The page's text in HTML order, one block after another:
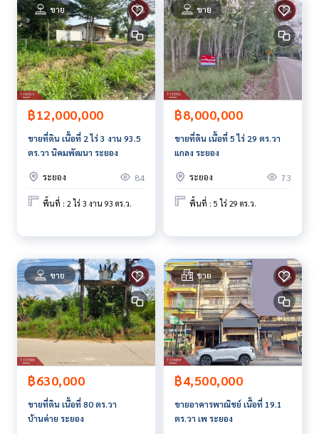
ใกล้ ท่าเรือศรีบ้านเพ
ใกล้ตลาดชุมชนบ้านเพ
ใกล้ร้านค้า ร้านอาหาร นักท่องเที่ยวเยอะ
ราคา : 5,500,000 บาท
ลิงค์แผนที่ :https://maps.google.com/?q=12.63178757,10
1.43408384
**เรามีบริการจัดสินเชื่อให้ฟรี พร้อมยินดีให้คำปรึกษา มีให้เลือกทุ
กธนาคาร**
**พร้อมอัตราดอกเบี้ยพิเศษ และ วงเงินสูงสุด 90-100% ของราคา
Tel :0655406572แอ๊ด (รหัสตัวแทน 5262-1)
Line ID :0655406572
Callcenter :02-047-4282
สนใจดูทรัพย์อื่นๆ เพิ่มเติม มากกว่า 3,000 รายการ
The Best Property Agent CO,.LTD. ผู้นำด้านธุรกิจนายหน้า ตัวแ
ทนอสังหาริมทรัพย์ครบวงจร ด้วยความเป็นมืออาชีพ ใช้เทคโนโล
ยี และ นวัตกรรมที่สร้างสรรค์ เพื่อส่งมอบบริการที่ดีที่สุดเพื่อคุณ ใ
ห้บริการด้าน ซื้อ ขาย เช่า อสังหาริมทรัพย์
ขาย
฿12,000,000
ขายที่ดิน เนื้อที่ 2 ไร่ 3 งาน 93.5
ตร.วา นิคมพัฒนา ระยอง
ระยอง 84
พื้นที่ : 2 ไร่ 3 งาน 93 ตร.ว.
ขาย
฿8,000,000
ขายที่ดิน เนื้อที่ 5 ไร่ 29 ตร.วา
แกลง ระยอง
ระยอง 73
พื้นที่ : 5 ไร่ 29 ตร.ว.
ขาย
฿630,000
ขายที่ดิน เนื้อที่ 80 ตร.วา
บ้านค่าย ระยอง
ขาย
฿4,500,000
ขายอาคารพาณิชย์ เนื้อที่ 19.1
ตร.วา เพ ระยอง